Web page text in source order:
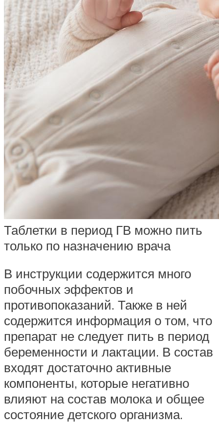
Таблетки в период ГВ можно пить
только по назначению врача
В инструкции содержится много
побочных эффектов и
противопоказаний. Также в ней
содержится информация о том, что
препарат не следует пить в период
беременности и лактации. В состав
входят достаточно активные
компоненты, которые негативно
влияют на состав молока и общее
состояние детского организма.